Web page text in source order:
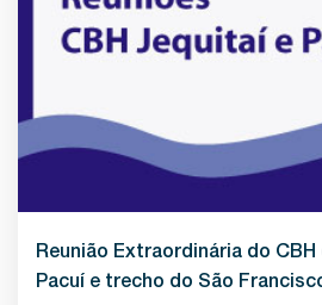
Reunião Extraordinária do
Pacuí e trecho do São